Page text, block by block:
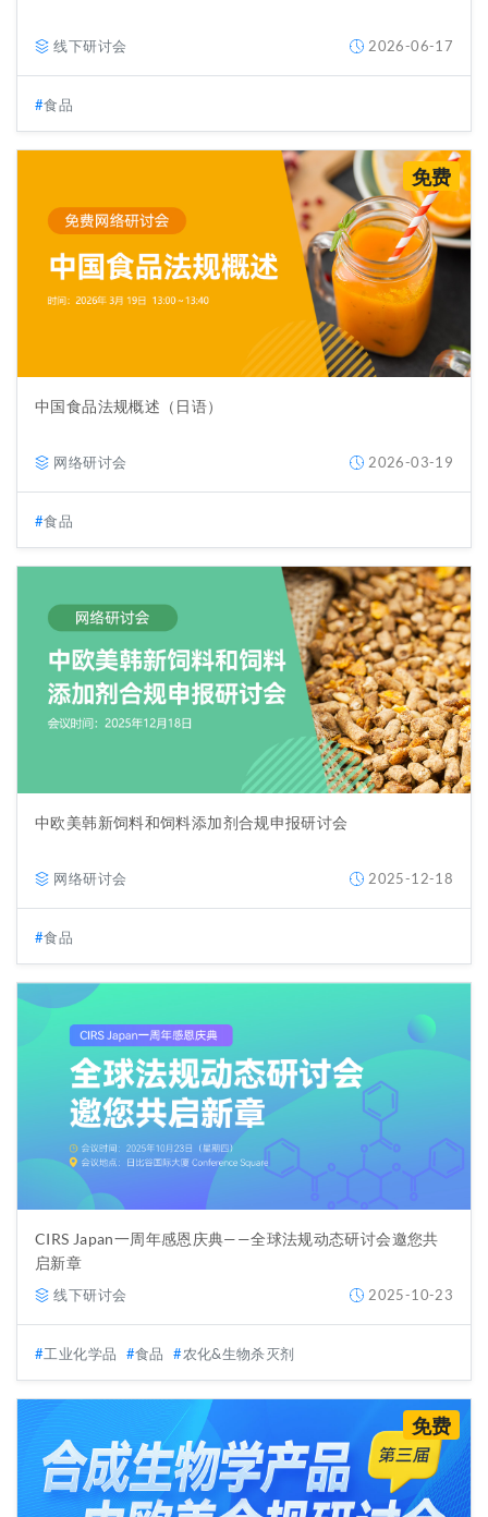
线下研讨会 2026-06-17
食品
免费
中国食品法规概述（日语）
网络研讨会 2026-03-19
食品
中欧美韩新饲料和饲料添加剂合规申报研讨会
网络研讨会 2025-12-18
食品
CIRS Japan一周年感恩庆典——全球法规动态研讨会邀您共
启新章
线下研讨会 2025-10-23
工业化学品 食品 农化&生物杀灭剂
免费